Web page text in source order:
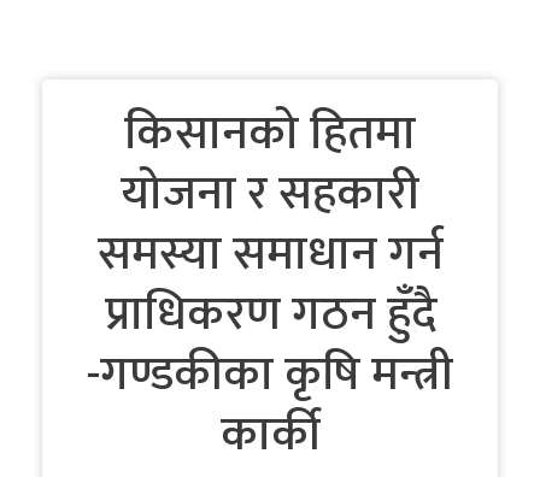
किसानको हितमा
योजना र सहकारी
समस्या समाधान गर्न
प्राधिकरण गठन हुँदै
-गण्डकीका कृषि मन्त्री
कार्की